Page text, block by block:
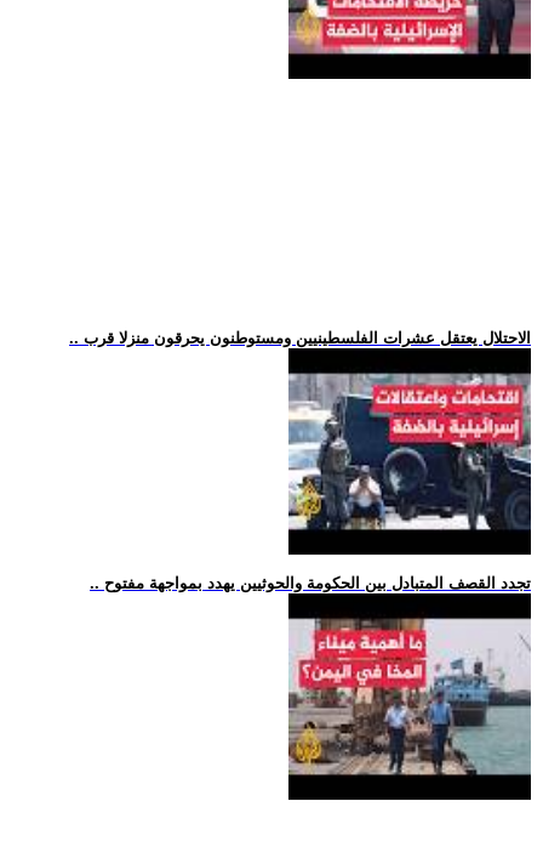
.. الاحتلال يعتقل عشرات الفلسطينيين ومستوطنون يحرقون منزلا قرب
.. تجدد القصف المتبادل بين الحكومة والحوثيين يهدد بمواجهة مفتوح